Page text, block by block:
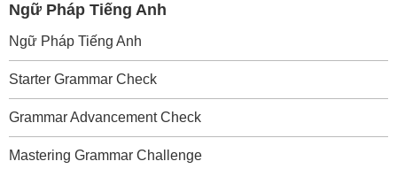
Ngữ Pháp Tiếng Anh
Ngữ Pháp Tiếng Anh
Starter Grammar Check
Grammar Advancement Check
Mastering Grammar Challenge